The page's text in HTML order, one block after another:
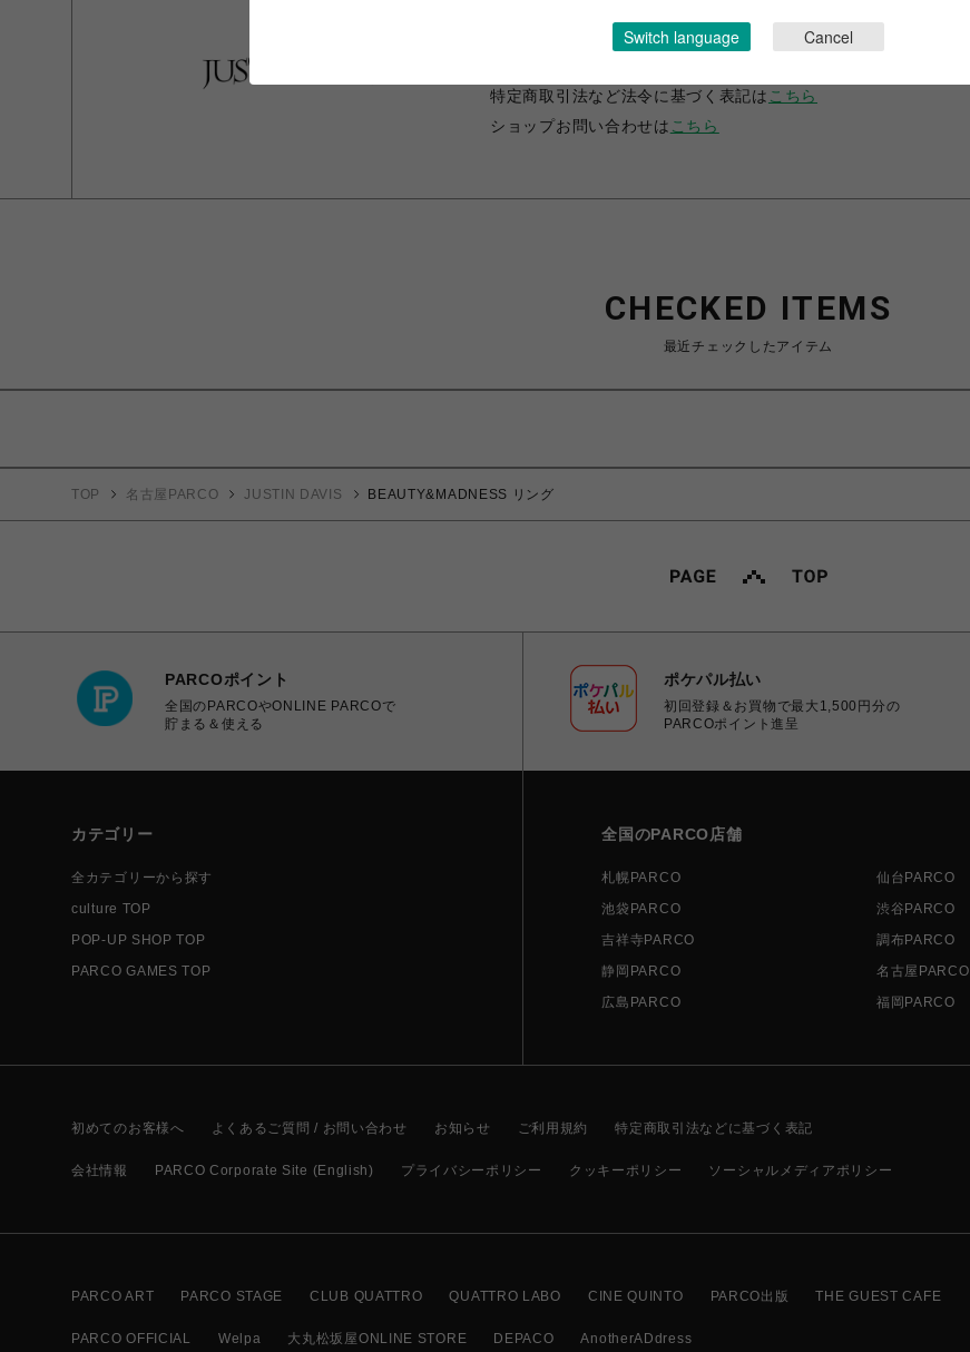
JUSTIN DAVIS
名古屋PARCO
特定商取引法など法令に基づく表記は こちら
ショップお問い合わせは こちら
CHECKED ITEMS
最近チェックしたアイテム
TOP 名古屋PARCO JUSTIN DAVIS BEAUTY&MADNESS リング
PARCOポイント
全国のPARCOやONLINE PARCOで
貯まる＆使える
ポケパル払い
初回登録＆お買物で最大1,500円分の
PARCOポイント進呈
カテゴリー
全カテゴリーから探す
culture TOP
POP-UP SHOP TOP
PARCO GAMES TOP
全国のPARCO店舗
札幌PARCO 仙台PARCO
池袋PARCO
渋谷PARCO
吉祥寺PARCO
調布PARCO
静岡PARCO
名古屋PARCO
広島PARCO
福岡PARCO
初めてのお客様へ よくあるご質問 / お問い合わせ お知らせ ご利用規約 特定商取引法などに基づく表記
会社情報 PARCO Corporate Site (English) プライバシーポリシー クッキーポリシー ソーシャルメディアポリシー
PARCO ART PARCO STAGE CLUB QUATTRO QUATTRO LABO CINE QUINTO PARCO出版 THE GUEST CAFE
PARCO OFFICIAL Welpa 大丸松坂屋ONLINE STORE DEPACO AnotherADdress
Switch language Cancel